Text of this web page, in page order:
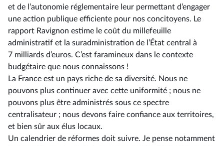
et de l’autonomie réglementaire leur permettant d’engager
une action publique efficiente pour nos concitoyens. Le
rapport Ravignon estime le coût du millefeuille
administratif et la suradministration de l’État central à
7 milliards d’euros. C’est faramineux dans le contexte
budgétaire que nous connaissons !
La France est un pays riche de sa diversité. Nous ne
pouvons plus continuer avec cette uniformité ; nous ne
pouvons plus être administrés sous ce spectre
centralisateur ; nous devons faire confiance aux territoires,
et bien sûr aux élus locaux.
Un calendrier de réformes doit suivre. Je pense notamment